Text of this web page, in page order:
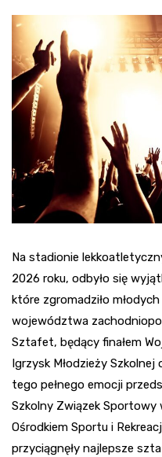
Na stadionie
2026 roku, odbyło się
które zgromadziło
województwa
Sztafet, będący finałem
Igrzysk Młodzieży Szkolnej
tego pełnego emocji
Szkolny Związek Sportowy
Ośrodkiem Sportu i
przyciągnęły najlepsze